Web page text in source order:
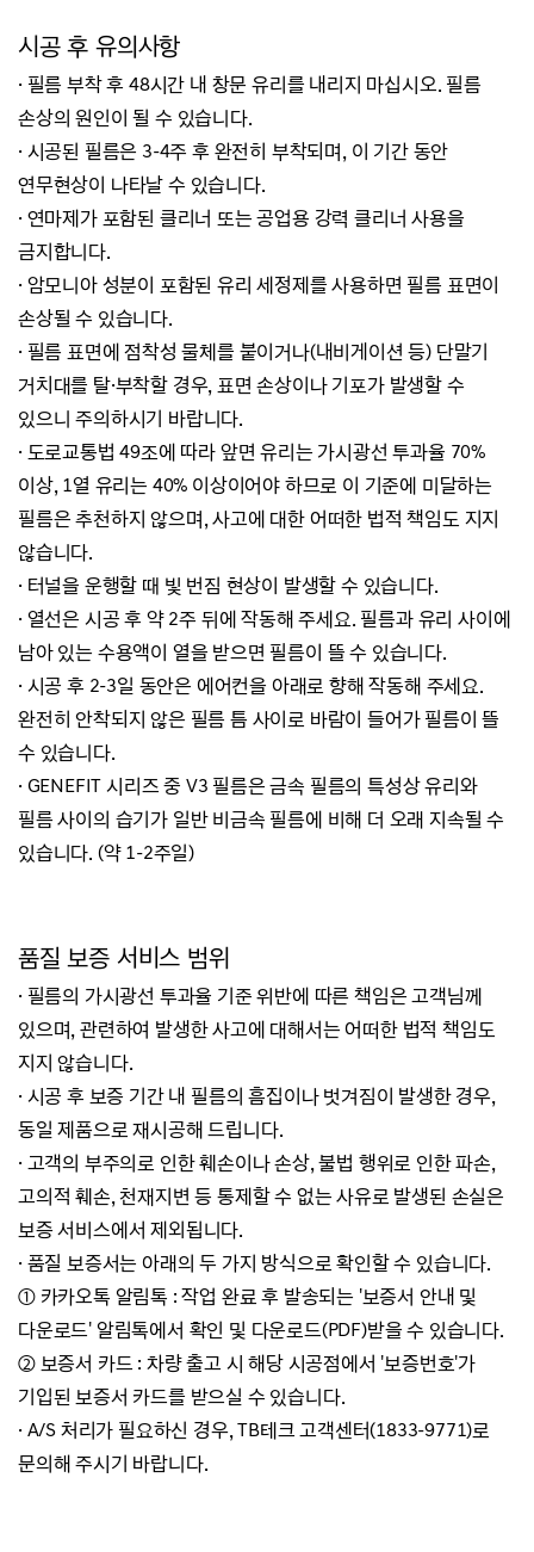
시공 후 유의사항
· 필름 부착 후 48시간 내 창문 유리를 내리지 마십시오. 필름
손상의 원인이 될 수 있습니다.
· 시공된 필름은 3-4주 후 완전히 부착되며, 이 기간 동안
연무현상이 나타날 수 있습니다.
· 연마제가 포함된 클리너 또는 공업용 강력 클리너 사용을
금지합니다.
· 암모니아 성분이 포함된 유리 세정제를 사용하면 필름 표면이
손상될 수 있습니다.
· 필름 표면에 점착성 물체를 붙이거나(내비게이션 등) 단말기
거치대를 탈·부착할 경우, 표면 손상이나 기포가 발생할 수
있으니 주의하시기 바랍니다.
· 도로교통법 49조에 따라 앞면 유리는 가시광선 투과율 70%
이상, 1열 유리는 40% 이상이어야 하므로 이 기준에 미달하는
필름은 추천하지 않으며, 사고에 대한 어떠한 법적 책임도 지지
않습니다.
· 터널을 운행할 때 빛 번짐 현상이 발생할 수 있습니다.
· 열선은 시공 후 약 2주 뒤에 작동해 주세요. 필름과 유리 사이에
남아 있는 수용액이 열을 받으면 필름이 뜰 수 있습니다.
· 시공 후 2-3일 동안은 에어컨을 아래로 향해 작동해 주세요.
완전히 안착되지 않은 필름 틈 사이로 바람이 들어가 필름이 뜰
수 있습니다.
· GENEFIT 시리즈 중 V3 필름은 금속 필름의 특성상 유리와
필름 사이의 습기가 일반 비금속 필름에 비해 더 오래 지속될 수
있습니다. (약 1-2주일)
품질 보증 서비스 범위
· 필름의 가시광선 투과율 기준 위반에 따른 책임은 고객님께
있으며, 관련하여 발생한 사고에 대해서는 어떠한 법적 책임도
지지 않습니다.
· 시공 후 보증 기간 내 필름의 흠집이나 벗겨짐이 발생한 경우,
동일 제품으로 재시공해 드립니다.
· 고객의 부주의로 인한 훼손이나 손상, 불법 행위로 인한 파손,
고의적 훼손, 천재지변 등 통제할 수 없는 사유로 발생된 손실은
보증 서비스에서 제외됩니다.
· 품질 보증서는 아래의 두 가지 방식으로 확인할 수 있습니다.
① 카카오톡 알림톡 : 작업 완료 후 발송되는 '보증서 안내 및
다운로드' 알림톡에서 확인 및 다운로드(PDF)받을 수 있습니다.
② 보증서 카드 : 차량 출고 시 해당 시공점에서 '보증번호'가
기입된 보증서 카드를 받으실 수 있습니다.
· A/S 처리가 필요하신 경우, TB테크 고객센터(1833-9771)로
문의해 주시기 바랍니다.